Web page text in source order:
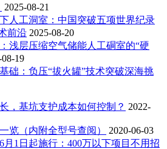
2025-08-21
人工洞室：中国突破五项世界纪录
前沿 2025-08-20
浅层压缩空气储能人工硐室的“硬
08-19
础：负压“拔火罐”技术突破深海挑
，基坑支护成本如何控制？ 2022-
览（内附全型号查阅）
2020-06-03
月1日起施行：400万以下项目不用招